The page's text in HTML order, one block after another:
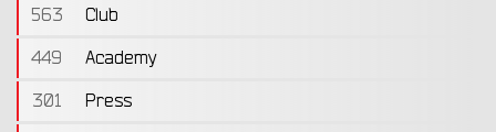
563
Club
449
Academy
301
Press